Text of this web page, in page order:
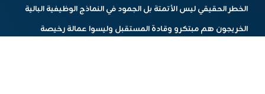
الخطر الحقيقي ليس الأتمتة بل الجمود في النماذج الوظيفية البالية
الخريجون هم مبتكرو وقادة المستقبل وليسوا عمالة رخيصة